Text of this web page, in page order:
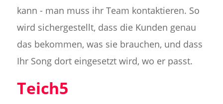
kann - man muss ihr Team kontaktieren. So
wird sichergestellt, dass die Kunden genau
das bekommen, was sie brauchen, und dass
Ihr Song dort eingesetzt wird, wo er passt.
Teich5